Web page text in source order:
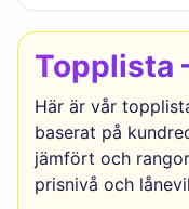
Topplista
Här är vår
baserat på
jämfört och
prisnivå och